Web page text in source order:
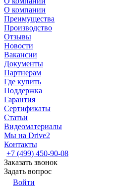
О компании
Преимущества
Производство
Отзывы
Новости
Вакансии
Документы
Партнерам
Где купить
Поддержка
Гарантия
Сертификаты
Статьи
Видеоматериалы
Мы на Drive2
Контакты
+7 (499) 450-90-08
Заказать звонок
Задать вопрос
Войти